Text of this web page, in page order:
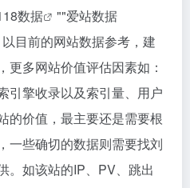
数据 ""爱站数据
目前的网站数据参考，建
更多网站价值评估因素如：
引擎收录以及索引量、用户
的价值，最主要还是需要根
一些确切的数据则需要找刘
。如该站的IP、PV、跳出